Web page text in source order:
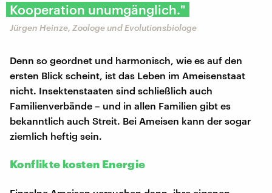
Kooperation unumgänglich."
Jürgen Heinze, Zoologe und Evolutionsbiologe
Denn so geordnet und harmonisch, wie es auf den
ersten Blick scheint, ist das Leben im Ameisenstaat
nicht. Insektenstaaten sind schließlich auch
Familienverbände – und in allen Familien gibt es
bekanntlich auch Streit. Bei Ameisen kann der sogar
ziemlich heftig sein.
Konflikte kosten Energie